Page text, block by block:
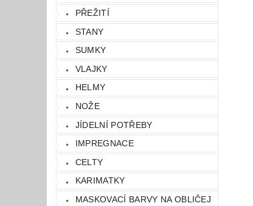
PŘEŽITÍ
STANY
SUMKY
VLAJKY
HELMY
NOŽE
JÍDELNÍ POTŘEBY
IMPREGNACE
CELTY
KARIMATKY
MASKOVACÍ BARVY NA OBLIČEJ